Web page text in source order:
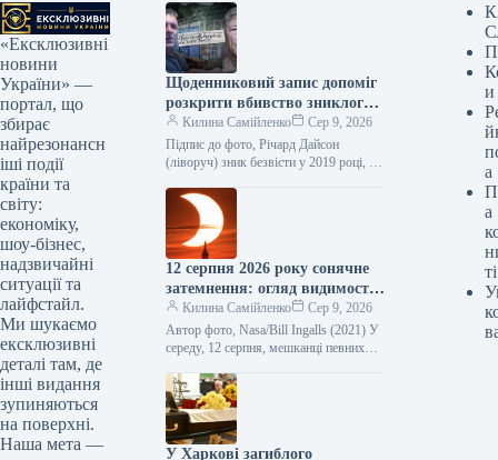
«Ексклюзивні
новини
України» —
портал, що
збирає
найрезонансн
іші події
країни та
світу:
економіку,
шоу-бізнес,
надзвичайні
ситуації та
лайфстайл.
Ми шукаємо
ексклюзивні
деталі там, де
інші видання
зупиняються
на поверхні.
Наша мета —
Щоденниковий запис допоміг
розкрити вбивство зниклого
чоловіка
Килина Самійленко
Сер 9, 2026
Підпис до фото, Річард Дайсон
(ліворуч) зник безвісти у 2019 році, а
цього року визнали…
12 серпня 2026 року сонячне
затемнення: огляд видимості
та спостереження
Килина Самійленко
Сер 9, 2026
Автор фото, Nasa/Bill Ingalls (2021) У
середу, 12 серпня, мешканці певних
затемнення Сонця. У деяких місцях…
У Харкові загиблого
и
а
а
ті